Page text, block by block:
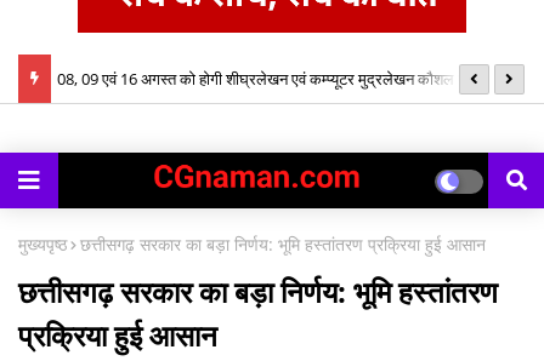
08, 09 एवं 16 अगस्त को होगी शीघ्रलेखन एवं कम्प्यूटर मुद्रलेखन कौशल परीक्षा
मुख्यपृष्ठ छत्तीसगढ़ सरकार का बड़ा निर्णय: भूमि हस्तांतरण प्रक्रिया हुई आसान
छत्तीसगढ़ सरकार का बड़ा निर्णय: भूमि हस्तांतरण
प्रक्रिया हुई आसान